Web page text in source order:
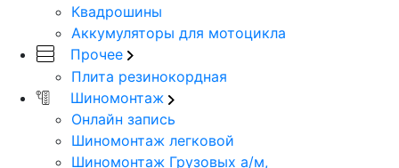
Квадрошины
Аккумуляторы для мотоцикла
Прочее
Плита резинокордная
Шиномонтаж
Онлайн запись
Шиномонтаж легковой
Шиномонтаж Грузовых а/м,